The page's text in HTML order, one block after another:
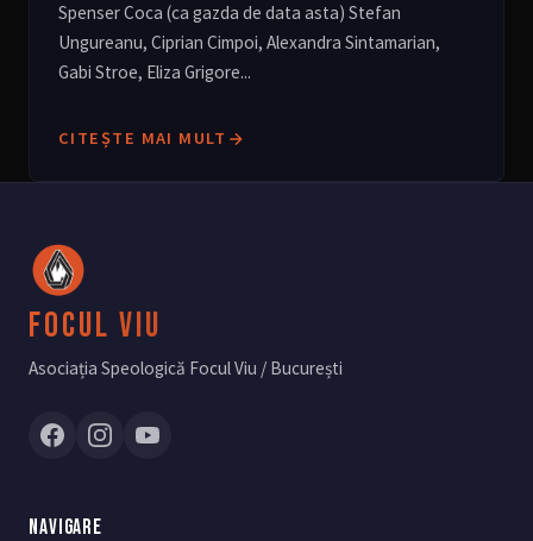
Spenser Coca (ca gazda de data asta) Stefan
Ungureanu, Ciprian Cimpoi, Alexandra Sintamarian,
Gabi Stroe, Eliza Grigore...
CITEȘTE MAI MULT
Focul Viu
Asociația Speologică Focul Viu / București
NAVIGARE